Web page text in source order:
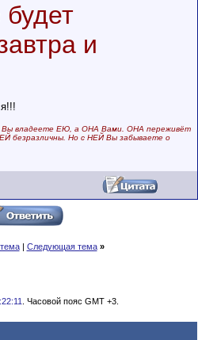
и
Вы владеете ЕЮ, а ОНА Вами. ОНА переживёт
безразличны. Но с НЕЙ Вы забываете о
| Следующая тема »
. Часовой пояс GMT +3.